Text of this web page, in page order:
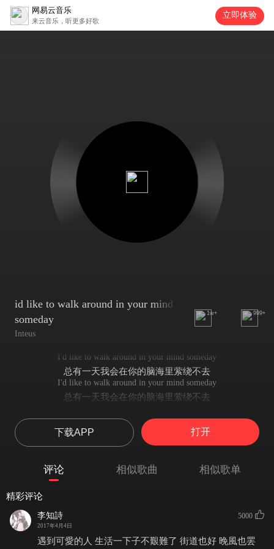
网易云音乐
来云音乐，听更多好歌
立即体验
id like to walk around in your mind
someday
Inteus
1w+ 999+
I'd like to walk around in your mind someday
总有一天我会在你的脑海里萦绕不去
I'd like to walk around in your mind someday
总有一天我会在你的脑海里萦绕不去
总有一天我会做到你对我的一切要求
I'd like to walk all over the things you said to me
总有一天我会做到你对我的一切要求
总有一天我会奔跑跃进你的孤寂心房
总有一天我会奔跑跃进你的孤寂心房
I'd like to run and jump on your solitude
下载APP 打开
评论 相似歌曲 相似歌单
精彩评论
李知詩
2017年4月4日
5000
遇到可愛的人 生活一下子不艱難了 街道也好 晚風也罢